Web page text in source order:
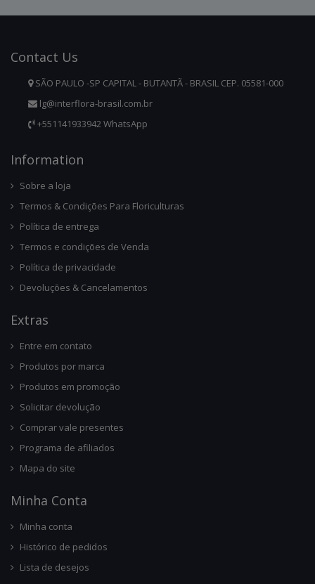
Contact Us
SÃO PAULO -SP CAPITAL - BUTANTÃ - BRASIL CEP. 05581-000
lg@interflora-brasil.com.br
+551141933942 WhatsApp
InforMation
Sobre a loja
Termos & Condições Para Floriculturas
Política de entrega
Termos e condições de Venda
Política de privacidade
Devoluções & Cancelamentos
ExtRas
Entre em contato
Produtos por marca
Produtos em promoção
Solicitar devolução
Comprar vale presentes
Programa de afiliados
Mapa do site
Minha Conta
Minha conta
Histórico de pedidos
Lista de desejos